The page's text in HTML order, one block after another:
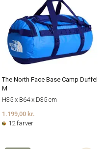
The North Face Base Camp Duffel
M
H35 x B64 x D35 cm
1.199,00 kr.
12 farver